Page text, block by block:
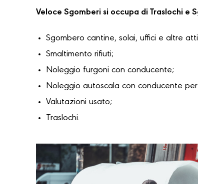
Veloce Sgomberi si occupa di Traslochi e
Sgombero cantine, solai, uffici e altre
Smaltimento rifiuti;
Noleggio furgoni con conducente;
Noleggio autoscala con conducente
Valutazioni usato;
Traslochi.